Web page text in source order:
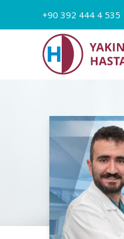
+90 392 444 4 535